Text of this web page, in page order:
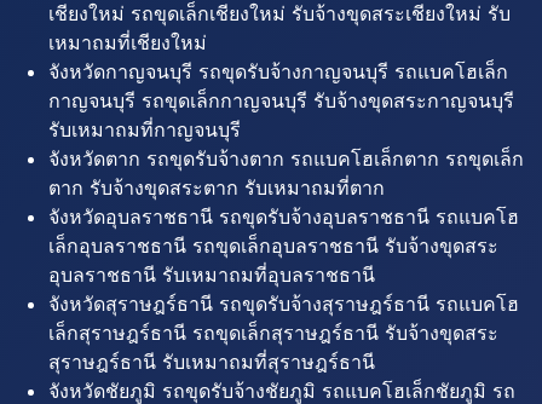
เชียงใหม่ รถขุดเล็กเชียงใหม่ รับจ้างขุดสระเชียงใหม่ รับ
เหมาถมที่เชียงใหม่
จังหวัดกาญจนบุรี รถขุดรับจ้างกาญจนบุรี รถแบคโฮเล็ก
กาญจนบุรี รถขุดเล็กกาญจนบุรี รับจ้างขุดสระกาญจนบุรี
รับเหมาถมที่กาญจนบุรี
จังหวัดตาก รถขุดรับจ้างตาก รถแบคโฮเล็กตาก รถขุดเล็ก
ตาก รับจ้างขุดสระตาก รับเหมาถมที่ตาก
จังหวัดอุบลราชธานี รถขุดรับจ้างอุบลราชธานี รถแบคโฮ
เล็กอุบลราชธานี รถขุดเล็กอุบลราชธานี รับจ้างขุดสระ
อุบลราชธานี รับเหมาถมที่อุบลราชธานี
จังหวัดสุราษฎร์ธานี รถขุดรับจ้างสุราษฎร์ธานี รถแบคโฮ
เล็กสุราษฎร์ธานี รถขุดเล็กสุราษฎร์ธานี รับจ้างขุดสระ
สุราษฎร์ธานี รับเหมาถมที่สุราษฎร์ธานี
จังหวัดชัยภูมิ รถขุดรับจ้างชัยภูมิ รถแบคโฮเล็กชัยภูมิ รถ